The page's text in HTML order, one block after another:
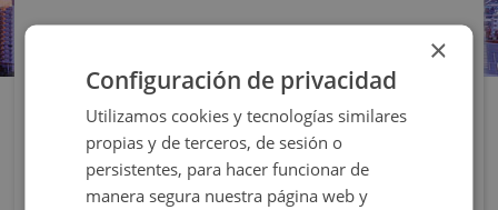
Filtros
×
Configuración de privacidad
Utilizamos cookies y tecnologías similares
propias y de terceros, de sesión o
persistentes, para hacer funcionar de
manera segura nuestra página web y